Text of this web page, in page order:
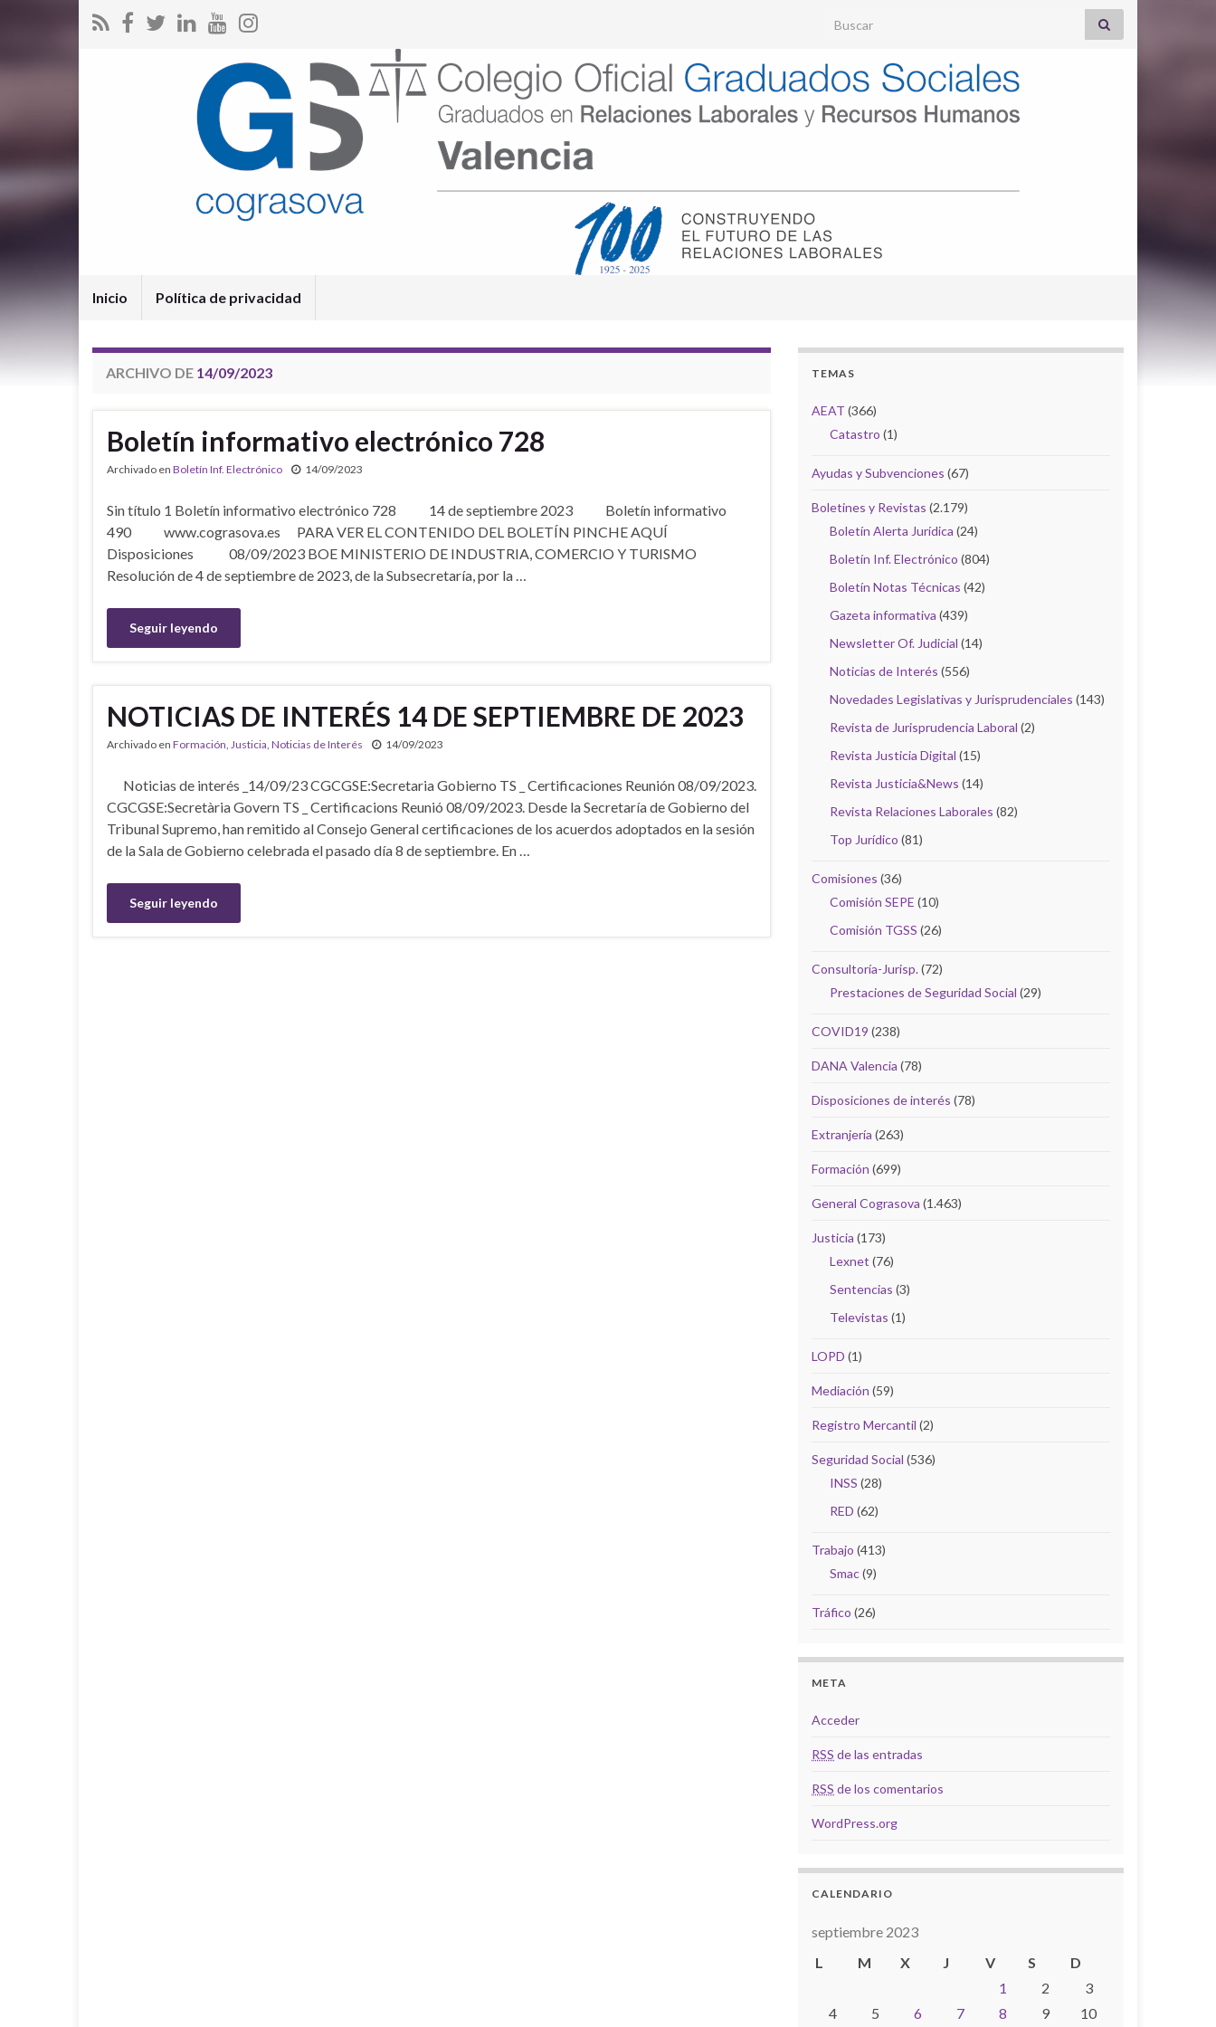
Search for:
Inicio Política de privacidad
ARCHIVO DE 14/09/2023
Boletín informativo electrónico 728
Archivado en Boletín Inf. Electrónico 14/09/2023
Sin título 1 Boletín informativo electrónico 728 14 de septiembre 2023 Boletín informativo
490 www.cograsova.es PARA VER EL CONTENIDO DEL BOLETÍN PINCHE AQUÍ
Disposiciones 08/09/2023 BOE MINISTERIO DE INDUSTRIA, COMERCIO Y TURISMO
Resolución de 4 de septiembre de 2023, de la Subsecretaría, por la …
Seguir leyendo
NOTICIAS DE INTERÉS 14 DE SEPTIEMBRE DE 2023
Archivado en Formación, Justicia, Noticias de Interés 14/09/2023
Noticias de interés _14/09/23 CGCGSE:Secretaria Gobierno TS _ Certificaciones Reunión 08/09/2023.
CGCGSE:Secretària Govern TS _ Certificacions Reunió 08/09/2023. Desde la Secretaría de Gobierno del
Tribunal Supremo, han remitido al Consejo General certificaciones de los acuerdos adoptados en la sesión
de la Sala de Gobierno celebrada el pasado día 8 de septiembre. En …
Seguir leyendo
TEMAS
AEAT (366)
Catastro (1)
Ayudas y Subvenciones (67)
Boletines y Revistas (2.179)
Boletín Alerta Jurídica (24)
Boletín Inf. Electrónico (804)
Boletín Notas Técnicas (42)
Gazeta informativa (439)
Newsletter Of. Judicial (14)
Noticias de Interés (556)
Novedades Legislativas y Jurisprudenciales (143)
Revista de Jurisprudencia Laboral (2)
Revista Justicia Digital (15)
Revista Justicia&News (14)
Revista Relaciones Laborales (82)
Top Jurídico (81)
Comisiones (36)
Comisión SEPE (10)
Comisión TGSS (26)
Consultoría-Jurisp.(72)
Prestaciones de Seguridad Social (29)
COVID19 (238)
DANA Valencia (78)
Disposiciones de interés (78)
Extranjería (263)
Formación (699)
General Cograsova (1.463)
Justicia (173)
Lexnet (76)
Sentencias (3)
Televistas (1)
LOPD (1)
Mediación (59)
Registro Mercantil (2)
Seguridad Social (536)
INSS (28)
RED (62)
Trabajo (413)
Smac(9)
Tráfico (26)
META
Acceder
RSS de las entradas
RSS de los comentarios
WordPress.org
CALENDARIO
septiembre 2023
L
M X J V S
D
1
2
3
4
5 6 7 8 9 10